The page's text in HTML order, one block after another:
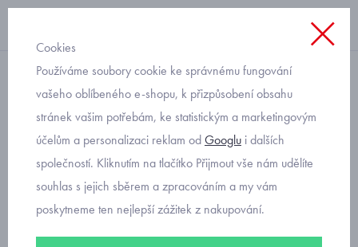
pletené
pletené dětské rukavice s
vláčkem petrolejové pro věk
3-5 let
Cookies
Používáme soubory cookie ke správnému fungování
vašeho oblíbeného e-shopu, k přizpůsobení obsahu
stránek vašim potřebám, ke statistickým a marketingovým
účelům a personalizaci reklam odGooglu i dalších
společností. Kliknutím na tlačítko Přijmout vše nám udělíte
souhlas s jejich sběrem a zpracováním a my vám
poskytneme ten nejlepší zážitek z nakupování.